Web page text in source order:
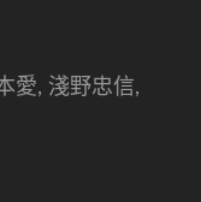
愛, 淺野忠信,